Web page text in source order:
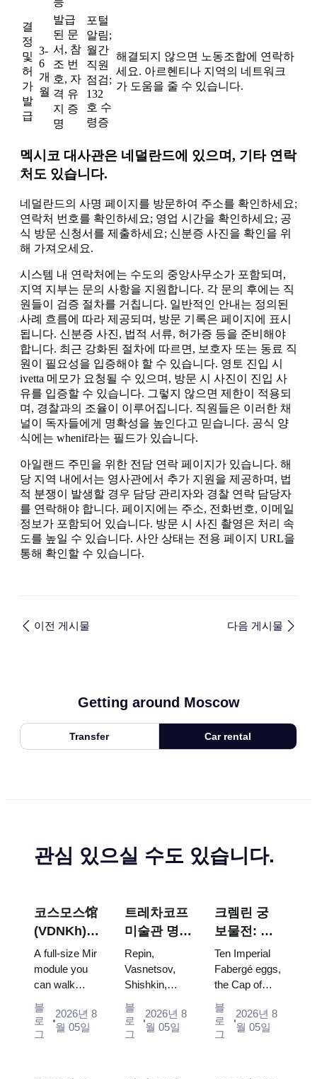
결
정
및
허
가
발
급
3-
6
개
월
발급
된 문
서, 참
조 번
호, 자
격 유
지 증
명
포털
알림;
월간
직원
점검;
132
호 수
령증
해결되지 않으면 노동조합에 연락하
세요. 아르헨티나 지역의 네트워크
가 도움을 줄 수 있습니다.
멕시코 대사관은 네덜란드에 있으며, 기타 연락
처도 있습니다.
네덜란드의 사명 페이지를 방문하여 주소를 확인하세요;
연락처 번호를 확인하세요; 영업 시간을 확인하세요; 공
식 방문 신청서를 제출하세요; 신분증 사진을 확인을 위
해 가져오세요.
시스템 내 연락처에는 수도의 중앙사무소가 포함되며,
지역 지부는 문의 사항을 지원합니다. 각 문의 후에는 직
원들이 검증 절차를 거칩니다. 일반적인 안내는 정의된
사례 흐름에 따라 제공되며, 방문 기록은 페이지에 표시
됩니다. 신분증 사진, 법적 서류, 허가증 등을 준비해야
합니다. 최근 강화된 절차에 따르면, 보호자 또는 동료 직
원이 필요성을 입증해야 할 수 있습니다. 영토 진입 시
ivetta 메모가 요청될 수 있으며, 방문 시 사진이 진입 사
유를 입증할 수 있습니다. 그렇지 않으면 제한이 적용되
며, 경찰과의 조율이 이루어집니다. 직원들은 이러한 채
널이 독자들에게 명확성을 높인다고 믿습니다. 공식 양
식에는 whenif라는 필드가 있습니다.
아일랜드 주민을 위한 전담 연락 페이지가 있습니다. 해
당 지역 내에서는 영사관에서 추가 지원을 제공하며, 법
적 분쟁이 발생할 경우 담당 관리자와 경찰 연락 담당자
를 연락해야 합니다. 페이지에는 주소, 전화번호, 이메일
정보가 포함되어 있습니다. 방문 시 사진 촬영은 처리 속
도를 높일 수 있습니다. 사안 상태는 전용 페이지 URL을
통해 확인할 수 있습니다.
이전 게시물 다음 게시물
Getting around Moscow
Transfer Car rental
관심 있으실 수도 있습니다.
코스모스馆
(VDNKh) :
러시아 최대
우주 전시관
A full-size Mir
module you
can walk
Energia–
Buran model,
블
로
그
2026년 8
월 05일
트레차코프
미술관 명
작: 꼭 봐야
할 그림들을
중심으로 한
방문 계획
Repin,
Vasnetsov,
Shishkin,
and Surikov
— the works
블
로
그
2026년 8
월 05일
크렘린 궁
보물전: 파
베르제 달
걀, 왕좌, 대
관식 예복
Ten Imperial
Fabergé eggs,
the Cap of
the double
throne of two
블
로
그
2026년 8
월 05일